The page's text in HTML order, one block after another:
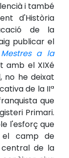
i també
d'Història
de la
publicar el
Mestres a la
amb el XIXé
no he deixat
de la IIª
que
Primari.
l'esforç que
camp de
de la